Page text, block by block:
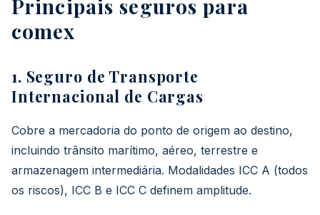
Principais seguros para
comex
1. Seguro de Transporte
Internacional de Cargas
Cobre a mercadoria do ponto de origem ao destino,
incluindo trânsito marítimo, aéreo, terrestre e
armazenagem intermediária. Modalidades ICC A (todos
os riscos), ICC B e ICC C definem amplitude.